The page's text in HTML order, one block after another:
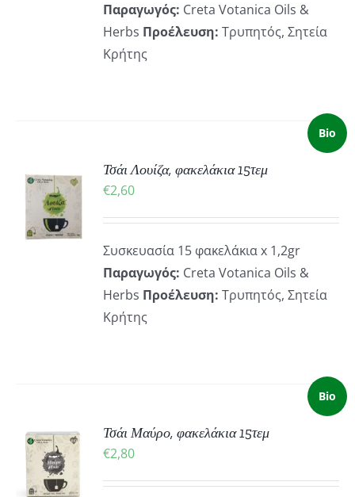
Παραγωγός: Creta Votanica Oils &
Herbs Προέλευση: Τρυπητός, Σητεία
Κρήτης
Bio
Τσάι Λουίζα, φακελάκια 15τεμ
€2,60
Συσκευασία 15 φακελάκια x 1,2gr
Παραγωγός: Creta Votanica Oils &
Herbs Προέλευση: Τρυπητός, Σητεία
Κρήτης
Bio
Τσάι Μαύρο, φακελάκια 15τεμ
€2,80